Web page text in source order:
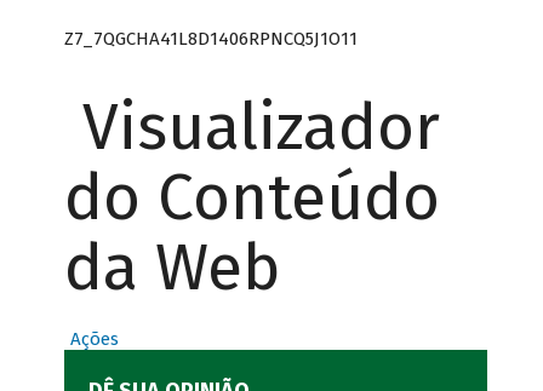
Z7_7QGCHA41L8D1406RPNCQ5J1O11
Visualizador
do Conteúdo
da Web
Ações